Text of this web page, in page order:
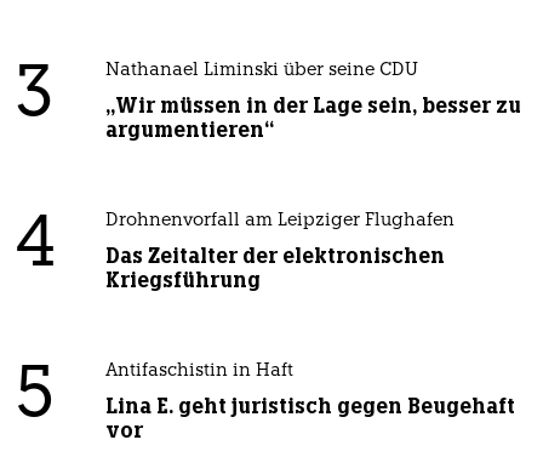
3 Nathanael Liminski über seine CDU
„Wir müssen in der Lage sein, besser zu
argumentieren“
4 Drohnenvorfall am Leipziger Flughafen
Das Zeitalter der elektronischen
Kriegsführung
5 Antifaschistin in Haft
Lina E. geht juristisch gegen Beugehaft
vor